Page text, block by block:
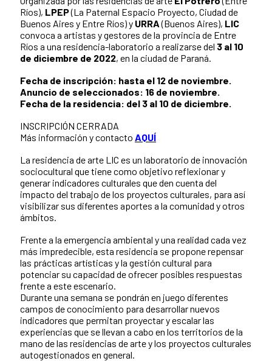
Ríos), LPEP(La Paternal Espacio Proyecto, Ciudad de
Buenos Aires y Entre Ríos) y URRA(Buenos Aires), LIC
convoca a artistas y gestores de la provincia de Entre
Ríos a una residencia-laboratorio a realizarse del 3 al 10
de diciembre de 2022, en la ciudad de Paraná.
Fecha de inscripción: hasta el 12 de noviembre.
Anuncio de seleccionados: 16 de noviembre.
Fecha de la residencia: del 3 al 10 de diciembre.
INSCRIPCIÓN CERRADA
Más información y contacto AQUÍ
La residencia de arte LIC es un laboratorio de innovación
sociocultural que tiene como objetivo reflexionar y
generar indicadores culturales que den cuenta del
impacto del trabajo de los proyectos culturales, para así
visibilizar sus diferentes aportes a la comunidad y otros
ámbitos.
Frente a la emergencia ambiental y una realidad cada vez
más impredecible, esta residencia se propone repensar
las prácticas artísticas y la gestión cultural para
potenciar su capacidad de ofrecer posibles respuestas
frente a este escenario.
Durante una semana se pondrán en juego diferentes
campos de conocimiento para desarrollar nuevos
indicadores que permitan proyectar y escalar las
experiencias que se llevan a cabo en los territorios de la
mano de las residencias de arte y los proyectos culturales
autogestionados en general.